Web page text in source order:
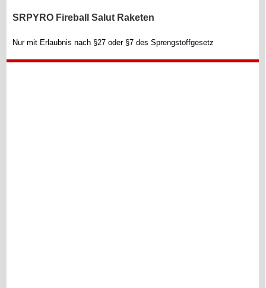
SRPYRO Fireball Salut Raketen
Nur mit Erlaubnis nach §27 oder §7 des Sprengstoffgesetz